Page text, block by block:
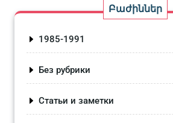
Բաժիններ
1985-1991
Без рубрики
Статьи и заметки